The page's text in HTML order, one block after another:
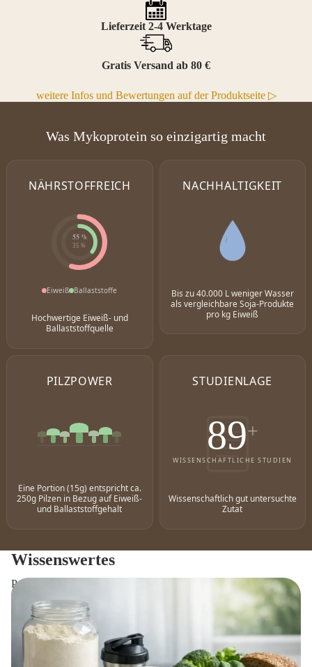
Lieferzeit 2-4 Werktage
Gratis Versand ab 80 €
weitere Infos und Bewertungen auf der Produktseite ▷
Was Mykoprotein so einzigartig macht
NÄHRSTOFFREICH
55 %
35 %
Eiweiß Ballaststoffe
Hochwertige Eiweiß- und
Ballaststoffquelle
NACHHALTIGKEIT
Bis zu 40.000 L weniger Wasser
als vergleichbare Soja-Produkte
pro kg Eiweiß
PILZPOWER
Eine Portion (15g) entspricht ca.
250g Pilzen in Bezug auf Eiweiß-
und Ballaststoffgehalt
STUDIENLAGE
100+
WISSENSCHAFTLICHE STUDIEN
Wissenschaftlich gut untersuchte
Zutat
Wissenswertes
Proteinpulver oder vollwertige Lebensmittel?